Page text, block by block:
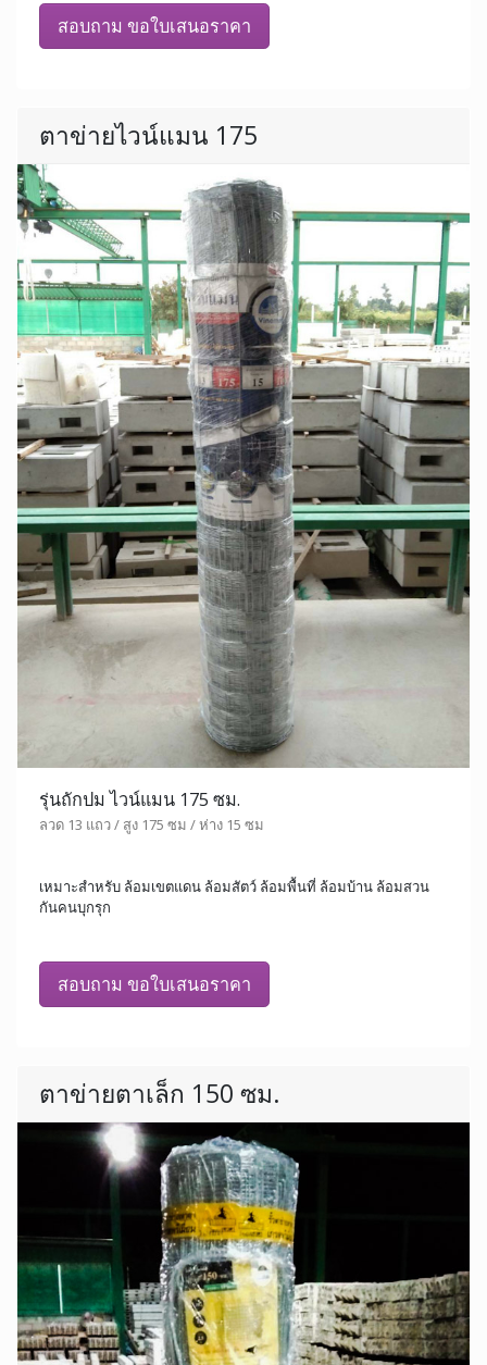
สอบถาม ขอใบเสนอราคา
ตาข่ายไวน์แมน 175
รุ่นถักปม ไวน์แมน 175 ซม.
ลวด 13 แถว / สูง 175 ซม / ห่าง 15 ซม
เหมาะสำหรับ ล้อมเขตแดน ล้อมสัตว์ ล้อมพื้นที่ ล้อมบ้าน ล้อมสวน
กันคนบุกรุก
สอบถาม ขอใบเสนอราคา
ตาข่ายตาเล็ก 150 ซม.